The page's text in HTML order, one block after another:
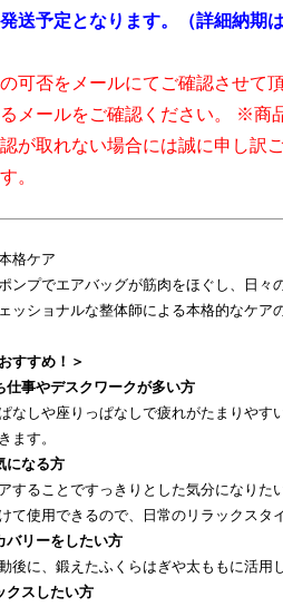
送予定となります。（詳細納期
可否をメールにてご確認させて
メールをご確認ください。 ※商
が取れない場合には誠に申し訳
。
格ケア
ンプでエアバッグが筋肉をほぐし、日々
ッショナルな整体師による本格的なケア
すすめ！＞
仕事やデスクワークが多い方
なしや座りっぱなしで疲れがたまりやす
ます。
になる方
することですっきりとした気分になりた
て使用できるので、日常のリラックスタ
バリーをしたい方
後に、鍛えたふくらはぎや太ももに活用
クスしたい方